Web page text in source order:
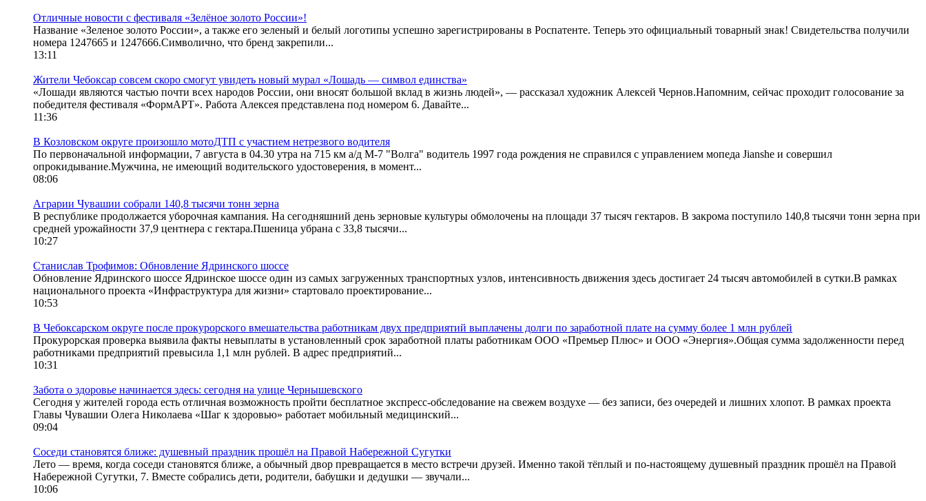
Отличные новости с фестиваля «Зелёное золото России»!
Название «Зеленое золото России», а также его зеленый и белый логотипы успешно зарегистрированы в Роспатенте. Теперь это официальный товарный знак! Свидетельства получили
номера 1247665 и 1247666.Символично, что бренд закрепили...
13:11
Жители Чебоксар совсем скоро смогут увидеть новый мурал «Лошадь — символ единства»
«Лошади являются частью почти всех народов России, они вносят большой вклад в жизнь людей», — рассказал художник Алексей Чернов.Напомним, сейчас проходит голосование за
победителя фестиваля «ФормАРТ». Работа Алексея представлена под номером 6. Давайте...
11:36
В Козловском округе произошло мотоДТП с участием нетрезвого водителя
По первоначальной информации, 7 августа в 04.30 утра на 715 км а/д М-7 "Волга" водитель 1997 года рождения не справился с управлением мопеда Jianshe и совершил
опрокидывание.Мужчина, не имеющий водительского удостоверения, в момент...
08:06
Аграрии Чувашии собрали 140,8 тысячи тонн зерна
В республике продолжается уборочная кампания. На сегодняшний день зерновые культуры обмолочены на площади 37 тысяч гектаров. В закрома поступило 140,8 тысячи тонн зерна при
средней урожайности 37,9 центнера с гектара.Пшеница убрана с 33,8 тысячи...
10:27
Станислав Трофимов: Обновление Ядринского шоссе
Обновление Ядринского шоссе Ядринское шоссе один из самых загруженных транспортных узлов, интенсивность движения здесь достигает 24 тысяч автомобилей в сутки.В рамках
национального проекта «Инфраструктура для жизни» стартовало проектирование...
10:53
В Чебоксарском округе после прокурорского вмешательства работникам двух предприятий выплачены долги по заработной плате на сумму более 1 млн рублей
Прокурорская проверка выявила факты невыплаты в установленный срок заработной платы работникам ООО «Премьер Плюс» и ООО «Энергия».Общая сумма задолженности перед
работниками предприятий превысила 1,1 млн рублей. В адрес предприятий...
10:31
Забота о здоровье начинается здесь: сегодня на улице Чернышевского
Сегодня у жителей города есть отличная возможность пройти бесплатное экспресс-обследование на свежем воздухе — без записи, без очередей и лишних хлопот. В рамках проекта
Главы Чувашии Олега Николаева «Шаг к здоровью» работает мобильный медицинский...
09:04
Соседи становятся ближе: душевный праздник прошёл на Правой Набережной Сугутки
Лето — время, когда соседи становятся ближе, а обычный двор превращается в место встречи друзей. Именно такой тёплый и по-настоящему душевный праздник прошёл на Правой
Набережной Сугутки, 7. Вместе собрались дети, родители, бабушки и дедушки — звучали...
10:06